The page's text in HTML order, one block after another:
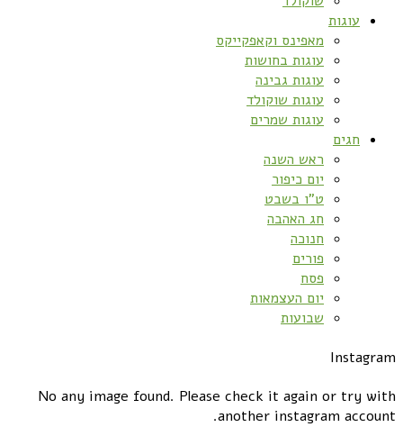
עוגות
מאפינס וקאפקייקס
עוגות בחושות
עוגות גבינה
עוגות שוקולד
עוגות שמרים
חגים
ראש השנה
יום כיפור
ט”ו בשבט
חג האהבה
חנוכה
פורים
פסח
יום העצמאות
שבועות
Instagram
No any image found. Please check it again or try with
another instagram account.